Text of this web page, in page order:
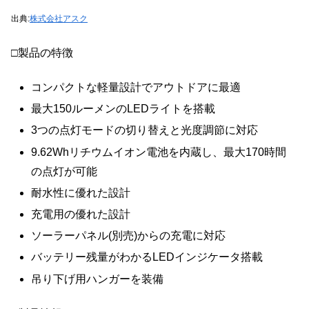
出典:株式会社アスク
□製品の特徴
コンパクトな軽量設計でアウトドアに最適
最大150ルーメンのLEDライトを搭載
3つの点灯モードの切り替えと光度調節に対応
9.62Whリチウムイオン電池を内蔵し、最大170時間
の点灯が可能
耐水性に優れた設計
充電用の優れた設計
ソーラーパネル(別売)からの充電に対応
バッテリー残量がわかるLEDインジケータ搭載
吊り下げ用ハンガーを装備